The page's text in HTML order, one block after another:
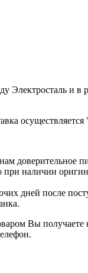
осуществляется
доверительное
при наличии
дней после
Вы